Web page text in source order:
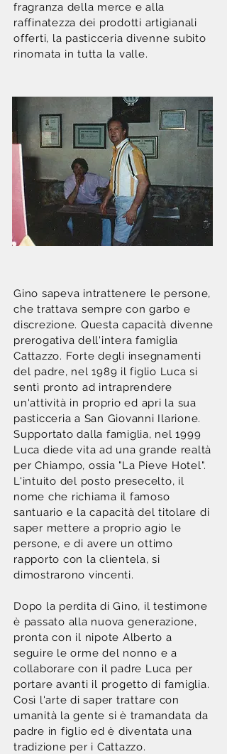
fragranza della merce e alla
raffinatezza dei prodotti artigianali
offerti, la pasticceria divenne subito
rinomata in tutta la valle.
Gino sapeva intrattenere le persone,
che trattava sempre con garbo e
discrezione. Questa capacità divenne
prerogativa dell'intera famiglia
Cattazzo. Forte degli insegnamenti
del padre, nel 1989 il figlio Luca si
sentì pronto ad intraprendere
un'attività in proprio ed apri la sua
pasticceria a San Giovanni Ilarione.
Supportato dalla famiglia, nel 1999
Luca diede vita ad una grande realtà
per Chiampo, ossia "La Pieve Hotel".
L'intuito del posto presecelto, il
nome che richiama il famoso
santuario e la capacità del titolare di
saper mettere a proprio agio le
persone, e di avere un ottimo
rapporto con la clientela, si
dimostrarono vincenti.
Dopo la perdita di Gino, il testimone
è passato alla nuova generazione,
pronta con il nipote Alberto a
seguire le orme del nonno e a
collaborare con il padre Luca per
portare avanti il progetto di famiglia.
Così l'arte di saper trattare con
umanità la gente si è tramandata da
padre in figlio ed è diventata una
tradizione per i Cattazzo.